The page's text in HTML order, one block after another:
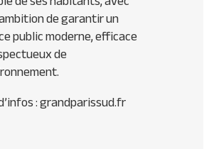
de garantir un
public moderne, efficace
de
: grandparissud.fr